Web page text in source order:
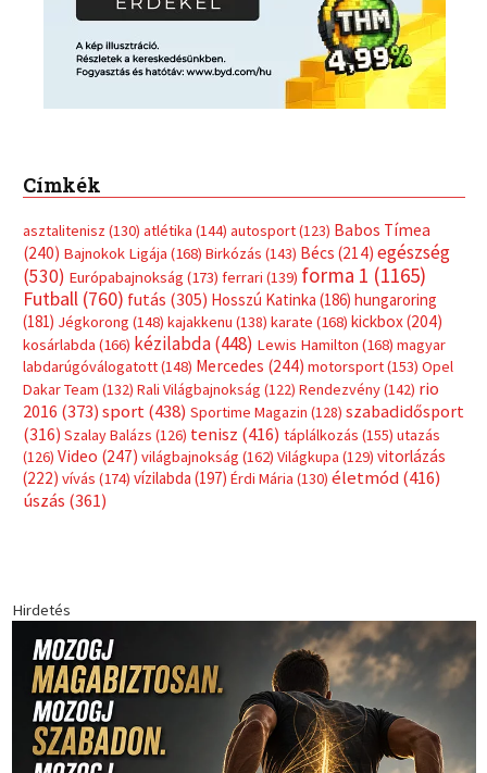
Címkék
asztalitenisz (130) atlétika (144) autosport(123) Babos Tímea
(240) Bajnokok Ligája (168) Birkózás (143) Bécs (214) egészség
(530) Európabajnokság (173) ferrari (139) forma 1 (1165)
Futball (760) futás (305) Hosszú Katinka (186) hungaroring
(181) Jégkorong (148) kajakkenu (138) karate (168) kickbox(204)
kosárlabda (166) kézilabda(448) Lewis Hamilton (168) magyar
labdarúgóválogatott(148) Mercedes (244) motorsport(153) Opel
Dakar Team (132) Rali Világbajnokság (122) Rendezvény(142) rio
2016 (373) sport(438) Sportime Magazin (128) szabadidősport
(316) Szalay Balázs (126) tenisz (416) táplálkozás (155) utazás
(126) Video (247) világbajnokság (162) Világkupa (129) vitorlázás
(222) vívás (174) vízilabda (197) Érdi Mária (130) életmód(416)
úszás (361)
Hirdetés